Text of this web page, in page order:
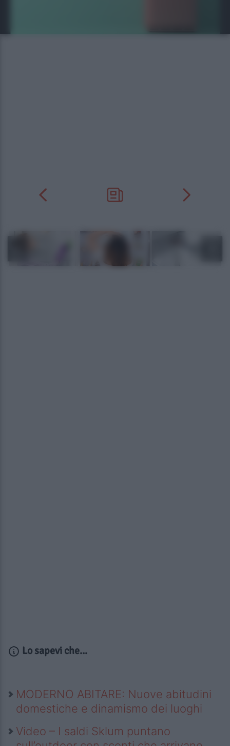
Lo sapevi che...
MODERNO ABITARE: Nuove abitudini
domestiche e dinamismo dei luoghi
Video – I saldi Sklum puntano